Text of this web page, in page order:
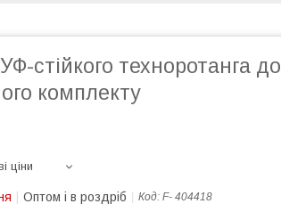
стійкого техноротанга до
комплекту
ціни
Оптом і в роздріб Код: F- 404418